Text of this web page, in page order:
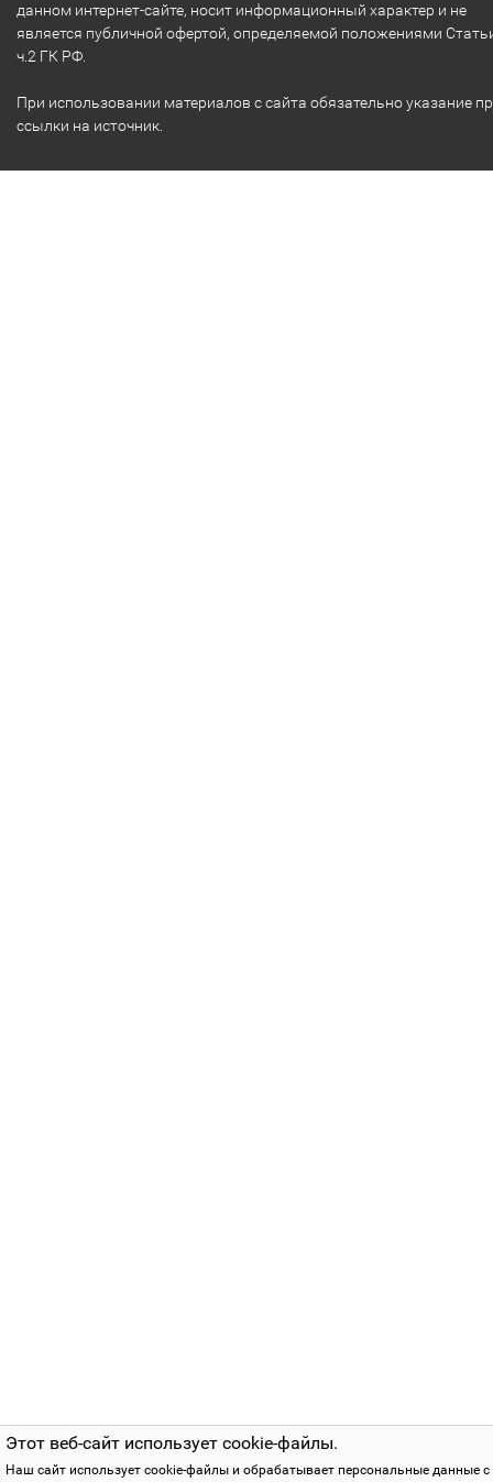
Этот веб-сайт использует cookie-файлы.
Наш сайт использует cookie-файлы и обрабатывает персональные данные с
данном интернет-сайте, носит информационный характер и не
является публичной офертой, определяемой положениями
ч.2 ГК РФ.
При использовании материалов с сайта обязательно указание
ссылки на источник.